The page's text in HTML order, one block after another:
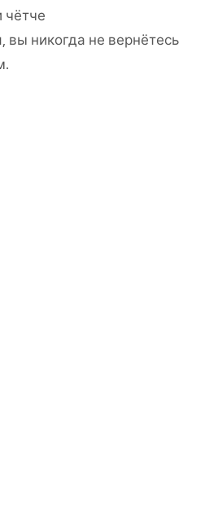
чётче
никогда не вернётесь